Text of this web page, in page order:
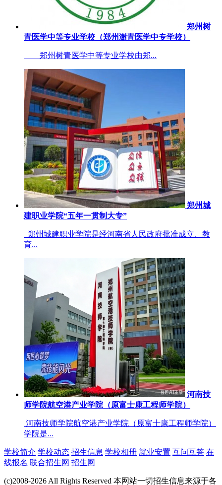
郑州树
青医学中等专业学校（郑州澍青医学中专学校）
郑州树青医学中等专业学校由郑...
郑州城
建职业学院“五年一贯制大专”
郑州城建职业学院是经河南省人民政府批准成立、教
育...
河南技
师学院航空港产业学院（原富士康工程师学院）
河南技师学院航空港产业学院（原富士康工程师学院）
学院是...
学校简介 学校动态 招生信息 学校相册 就业安置 互问互答 在
线报名 联合招生网 招生网
(c)2008-2026 All Rights Reserved 本网站一切招生信息来源于各